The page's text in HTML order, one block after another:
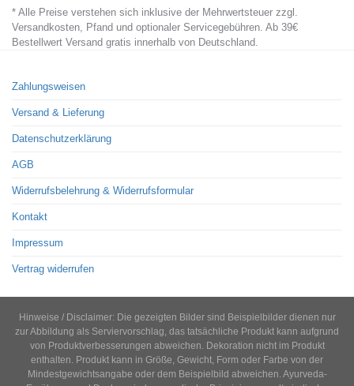
* Alle Preise verstehen sich inklusive der Mehrwertsteuer zzgl.
Versandkosten, Pfand und optionaler Servicegebühren. Ab 39€
Bestellwert Versand gratis innerhalb von Deutschland.
Zahlungsweisen
Versand & Lieferung
Datenschutzerklärung
AGB
Widerrufsbelehrung & Widerrufsformular
Kontakt
Impressum
Vertrag widerrufen
Hinweise / Disclaimer: Die gezeigten Bilder sind Beispielbilder dienen nur
zur Abbildung als Serviervorschlag, das tatsächliche Produkt kann aufgrund
von Produktverbesserungen abweichen. Dekoration nicht im Produkt
enthalten. Produkt kann in Größe, Gewicht, Form oder Farbe von der
Mindestgewichtsangabe oder dem Beispielbild abweichen. Ayurveda-